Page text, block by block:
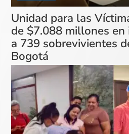
Unidad para las
de $7.088 millones en
a 739 sobrevivientes
Bogotá